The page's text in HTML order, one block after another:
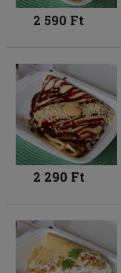
2 590 Ft
2 290 Ft